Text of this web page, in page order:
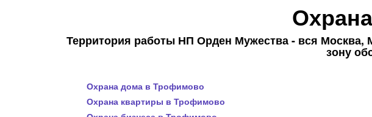
Территория работы НП Орден Мужества - вся Москва,
зону
Охрана дома в Трофимово
Охрана квартиры в Трофимово